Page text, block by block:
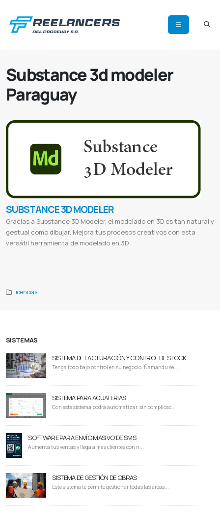
Substance 3d modeler
Paraguay
SUBSTANCE 3D MODELER
Gracias a Substance 3D Modeler, el modelado en 3D es tan natural y
gestual como dibujar. Mejora tus procesos creativos con esta
versátil herramienta de modelado en 3D.
licencias
SISTEMAS
SISTEMA DE FACTURACIÓN Y CONTROL DE STOCK
Tenga todo bajo control en su negocio. Ñamandu se...
SISTEMA PARA AGUATERIAS
Con este sistema podrá automatizar, sin complicac...
SOFTWARE PARA ENVÍO MASIVO DE SMS
Aumentá tus ventas y llegá a más clientes con n...
SISTEMA DE GESTIÓN DE OBRAS
Este sistema te permite gestionar todas las áreas...